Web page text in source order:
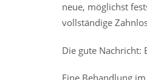
neue, möglichst
vollständige
Die gute Nachricht: